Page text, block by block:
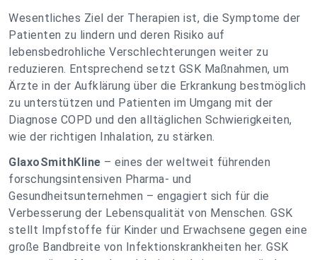
Wesentliches Ziel der Therapien ist, die Symptome der
Patienten zu lindern und deren Risiko auf
lebensbedrohliche Verschlechterungen weiter zu
reduzieren. Entsprechend setzt GSK Maßnahmen, um
Ärzte in der Aufklärung über die Erkrankung bestmöglich
zu unterstützen und Patienten im Umgang mit der
Diagnose COPD und den alltäglichen Schwierigkeiten,
wie der richtigen Inhalation, zu stärken.
GlaxoSmithKline – eines der weltweit führenden
forschungsintensiven Pharma- und
Gesundheitsunternehmen – engagiert sich für die
Verbesserung der Lebensqualität von Menschen. GSK
stellt Impfstoffe für Kinder und Erwachsene gegen eine
große Bandbreite von Infektionskrankheiten her. GSK